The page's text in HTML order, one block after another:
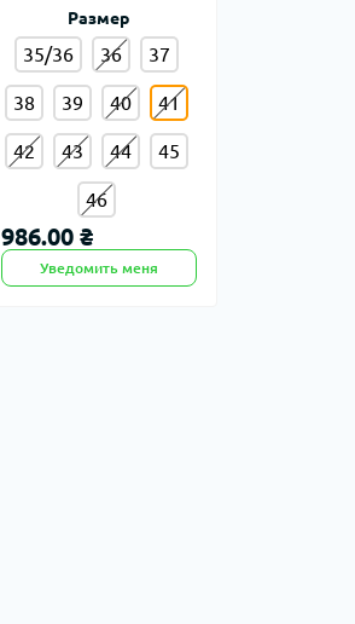
Размер
35/36 36 37
38 39 40 41
42 43 44 45
46
986.00 ₴
Уведомить меня